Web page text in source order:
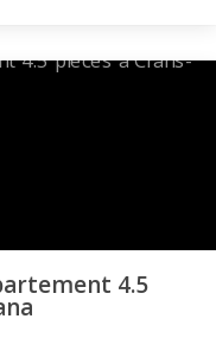
4.5